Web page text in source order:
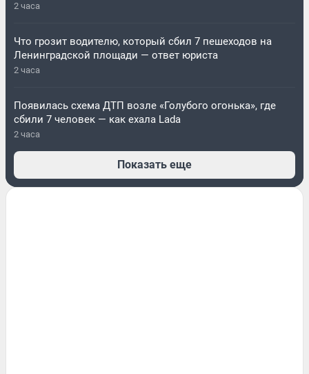
2 часа
Что грозит водителю, который сбил 7 пешеходов на
Ленинградской площади — ответ юриста
2 часа
Появилась схема ДТП возле «Голубого огонька», где
сбили 7 человек — как ехала Lada
2 часа
Показать еще